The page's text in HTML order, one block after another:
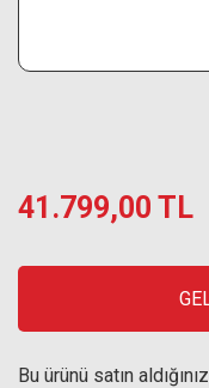
41.799,00 TL
Bu ürünü satın